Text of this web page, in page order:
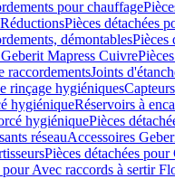
pour chauffage
RéductionsPièces détachées
démontablesPièces
Mapress Cuivre
raccordementsJoints
rinçage hygiéniquesCapteurs
hygiéniqueRéservoirs à
hygiéniquePièces
réseauAccessoires
Pièces détachées
pour Avec raccords à sertir